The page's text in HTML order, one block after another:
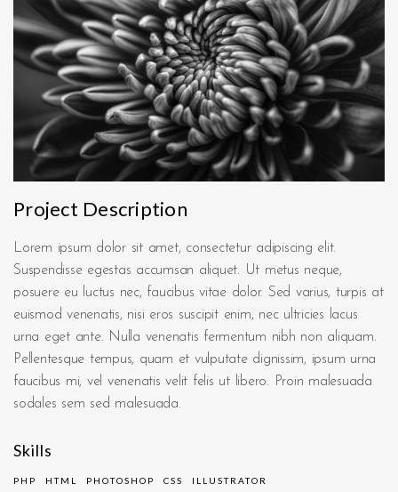
Project Description
Lorem ipsum dolor sit amet, consectetur adipiscing elit.
Suspendisse egestas accumsan aliquet. Ut metus neque,
posuere eu luctus nec, faucibus vitae dolor. Sed varius, turpis at
euismod venenatis, nisi eros suscipit enim, nec ultricies lacus
urna eget ante. Nulla venenatis fermentum nibh non aliquam.
Pellentesque tempus, quam et vulputate dignissim, ipsum urna
faucibus mi, vel venenatis velit felis ut libero. Proin malesuada
sodales sem sed malesuada.
Skills
PHP HTML PHOTOSHOP CSS ILLUSTRATOR